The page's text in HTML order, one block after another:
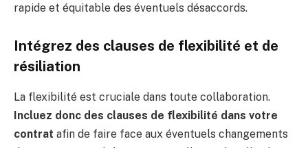
rapide et équitable des éventuels désaccords.
Intégrez des clauses de flexibilité et de
résiliation
La flexibilité est cruciale dans toute collaboration.
Incluez donc des clauses de flexibilité dans votre
contrat afin de faire face aux éventuels changements